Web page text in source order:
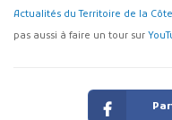
Actualités du Territoire de la
pas aussi à faire un tour sur